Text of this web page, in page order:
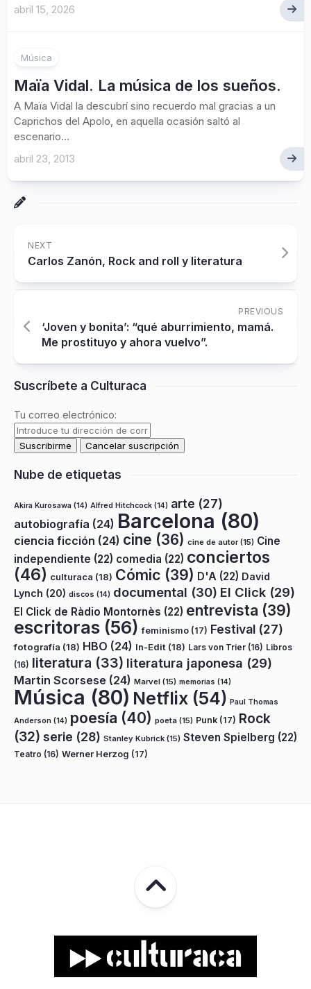
abril 15, 2026
Música
Maïa Vidal. La música de los sueños.
A Maïa Vidal la descubrí sino recuerdo mal gracias a un
Caprichos del Apolo, en aquella ocasión saltó al
escenario...
abril 23, 2013
NEXT
Carlos Zanón, Rock and roll y literatura
PREVIOUS
‘Joven y bonita’: “qué aburrimiento, mamá.
Me prostituyo y ahora vuelvo”.
Suscríbete a Culturaca
Tu correo electrónico:
Nube de etiquetas
Akira Kurosawa (14) Alfred Hitchcock (14) arte (27)
autobiografía (24) Barcelona (80)
ciencia ficción (24) cine (36) cine de autor(15) Cine
independiente (22) comedia (22) conciertos
(46) culturaca (18) Cómic (39) D'A (22) David
Lynch (20) discos (14) documental (30) El Click (29)
El Click de Ràdio Montornès (22) entrevista (39)
escritoras (56) feminismo (17) Festival (27)
fotografía (18) HBO (24) In-Edit (18) Lars von Trier (16) Libros
(16) literatura (33) literatura japonesa (29)
Martin Scorsese (24) Marvel (15) memorias (14)
Música (80) Netflix (54) Paul Thomas
Anderson (14) poesía (40) poeta (15) Punk (17) Rock
(32) serie (28) Stanley Kubrick (15) Steven Spielberg (22)
Teatro (16) Werner Herzog (17)